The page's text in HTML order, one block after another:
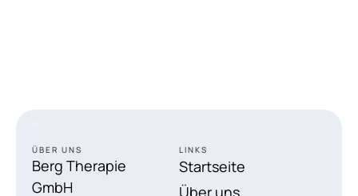
ÜBER UNS
Berg Therapie
GmbH
LINKS
Startseite
Über uns